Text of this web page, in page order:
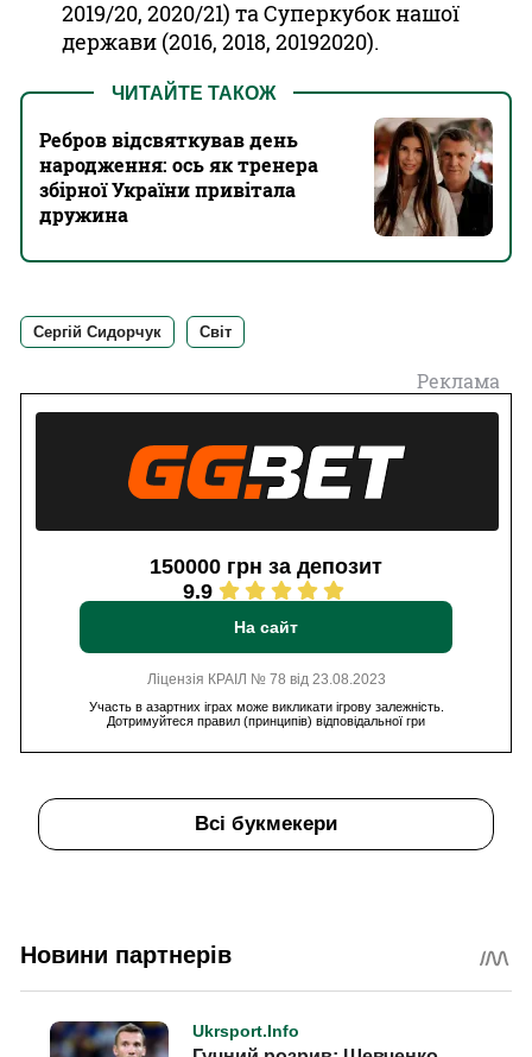
2019/20, 2020/21) та Суперкубок нашої
держави (2016, 2018, 20192020).
ЧИТАЙТЕ ТАКОЖ
Ребров відсвяткував день
народження: ось як тренера
збірної України привітала
дружина
Сергій Сидорчук Світ
Реклама
150000 грн за депозит
9.9
На сайт
Ліцензія КРАІЛ № 78 від 23.08.2023
Участь в азартних іграх може викликати ігрову залежність.
Дотримуйтеся правил (принципів) відповідальної гри
Всі букмекери